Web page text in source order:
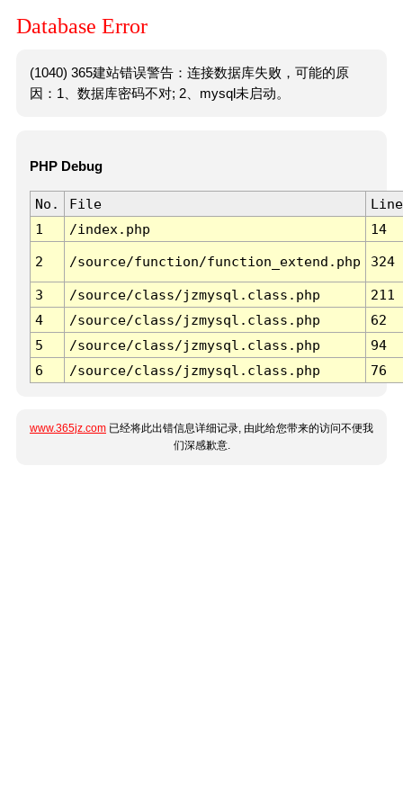
Database Error
(1040) 365建站错误警告：连接数据库失败，可能的原
因：1、数据库密码不对; 2、mysql未启动。
PHP Debug
No. File
Line
1
/index.php 14
2 /source/function/function_extend.php 324
3 /source/class/jzmysql.class.php
211
4
/source/class/jzmysql.class.php
62
5
/source/class/jzmysql.class.php
94
6
/source/class/jzmysql.class.php 76
www.365jz.com 已经将此出错信息详细记录, 由此给您带来的访问不便我
们深感歉意.